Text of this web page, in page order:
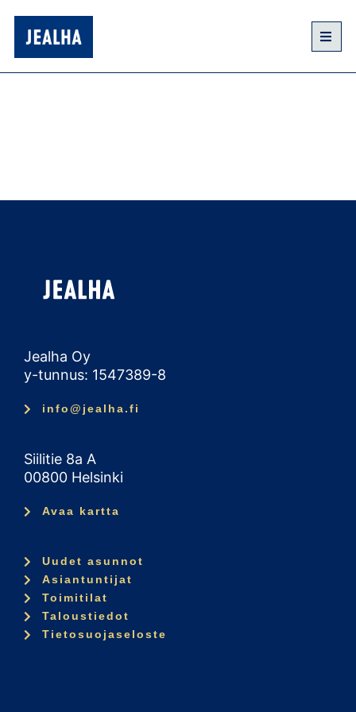
Jealha Oy
y-tunnus: 1547389-8
info@jealha.fi
Siilitie 8a A
00800 Helsinki
Avaa kartta
Uudet asunnot
Asiantuntijat
Toimitilat
Taloustiedot
Tietosuojaseloste